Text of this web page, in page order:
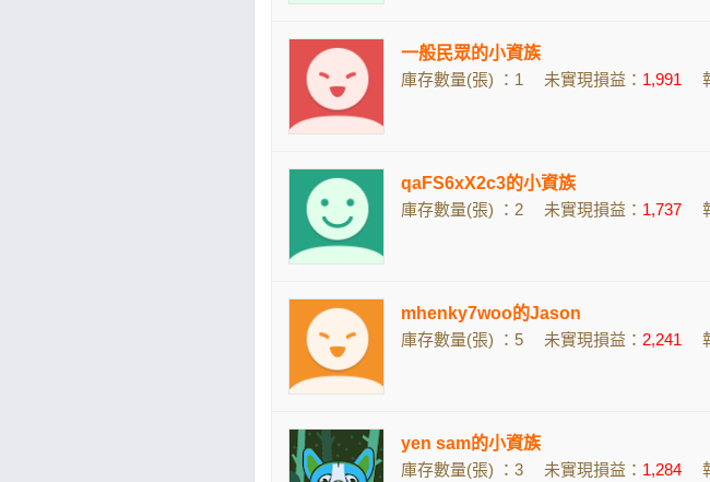
一般民眾的小資族
庫存數量(張) ：1
未實現損益： 1,991
qaFS6xX2c3的小資族
庫存數量(張) ：2
未實現損益： 1,737
mhenky7woo的Jason
庫存數量(張) ：5
未實現損益： 2,241
yen sam的小資族
庫存數量(張) ：3
未實現損益： 1,284